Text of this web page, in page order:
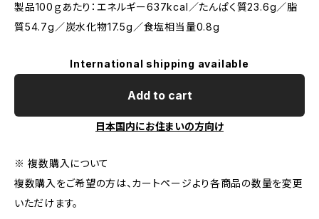
製品100ｇあたり：エネルギー637kcal／たんぱく質23.6g／脂
質54.7g／炭水化物17.5g／食塩相当量0.8g
International shipping available
Add to cart
日本国内にお住まいの方向け
※ 複数購入について
複数購入をご希望の方は、カートページより各商品の数量を変更
いただけます。